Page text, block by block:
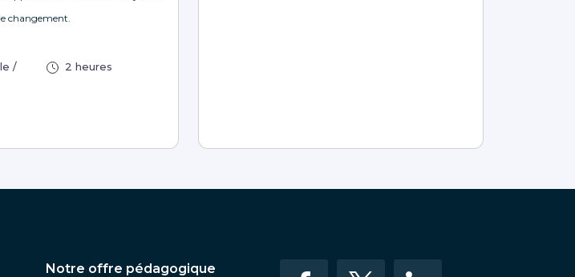
changement.
/
2 heures
Notre offre pédagogique